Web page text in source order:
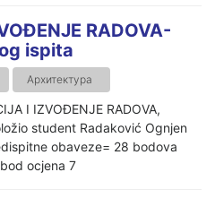
RADOVA-
ispita
Архитектура
I IZVOĐENJE RADOVA,
student Radaković Ognjen
obaveze= 28 bodova
ocjena 7